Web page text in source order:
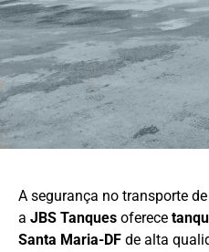
A segurança no transporte
a JBS Tanques oferece
Santa Maria-DF de alta